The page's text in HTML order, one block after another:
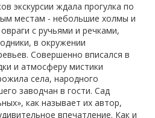
экскурсии ждала прогулка по
местам - небольшие холмы и
с ручьями и речками,
в окружении
Совершенно вписался в
и атмосферу мистики
села, народного
заводчан в гости. Сад
как называет их автор,
впечатление. Как и